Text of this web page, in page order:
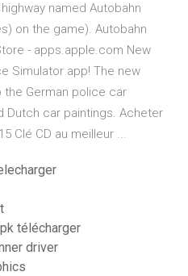
named Autobahn
on the game). ‎Autobahn
- apps.apple.com New
Simulator app! The new
German police car
Dutch car paintings. Acheter
Clé CD au meilleur ...
télécharger
driver